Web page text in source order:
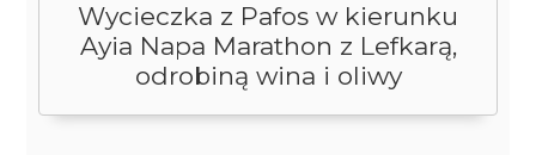
Wycieczka z Pafos w kierunku
Ayia Napa Marathon z Lefkarą,
odrobiną wina i oliwy